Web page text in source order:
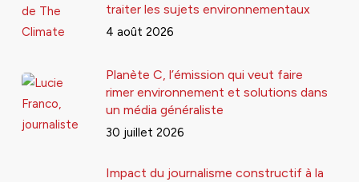
traiter les sujets environnementaux
4 août 2026
Planète C, l’émission qui veut faire
rimer environnement et solutions dans
un média généraliste
30 juillet 2026
Impact du journalisme constructif à la